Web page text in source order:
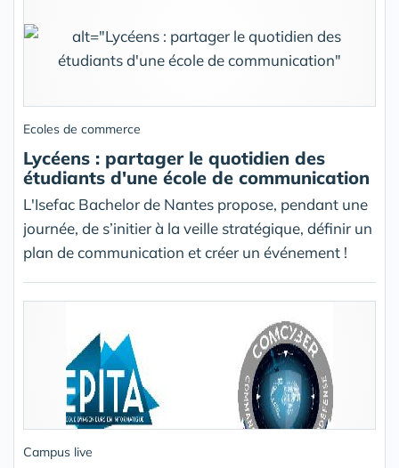
Ecoles de commerce
Lycéens : partager le quotidien des
étudiants d'une école de communication
L'Isefac Bachelor de Nantes propose, pendant une
journée, de s’initier à la veille stratégique, définir un
plan de communication et créer un événement !
Campus live